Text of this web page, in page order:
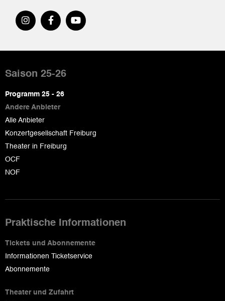
de
page
Saison 25-26
Programm 25 - 26
Andere Anbieter
Alle Anbieter
Konzertgesellschaft Freiburg
Theater in Freiburg
OCF
NOF
Praktische Informationen
Tickets und Abonnemente
Informationen Ticketservice
Abonnemente
Theater und Zufahrt